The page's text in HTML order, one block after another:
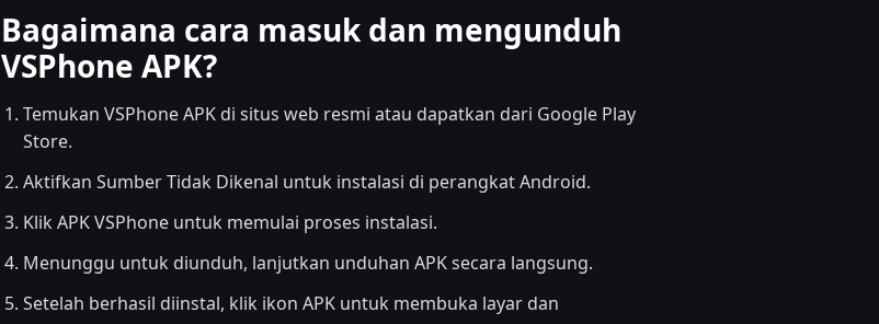
Bagaimana cara masuk dan mengunduh
VSPhone APK?
Temukan VSPhone APK di situs web resmi atau dapatkan dari Google Play
Store.
Aktifkan Sumber Tidak Dikenal untuk instalasi di perangkat Android.
Klik APK VSPhone untuk memulai proses instalasi.
Menunggu untuk diunduh, lanjutkan unduhan APK secara langsung.
Setelah berhasil diinstal, klik ikon APK untuk membuka layar dan